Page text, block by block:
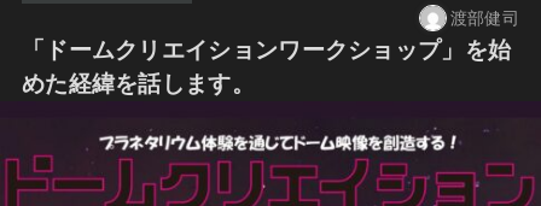
渡部健司
「ドームクリエイションワークショップ」を始
めた経緯を話します。